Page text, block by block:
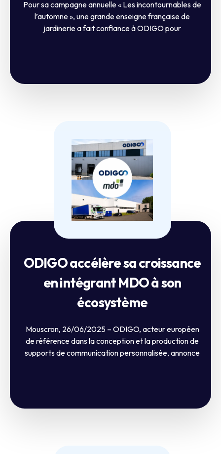
Pour sa campagne annuelle « Les incontournables de
l’automne », une grande enseigne française de
jardinerie a fait confiance à ODIGO pour
ODIGO accélère sa croissance
en intégrant MDO à son
écosystème
Mouscron, 26/06/2025 – ODIGO, acteur européen
de référence dans la conception et la production de
supports de communication personnalisée, annonce